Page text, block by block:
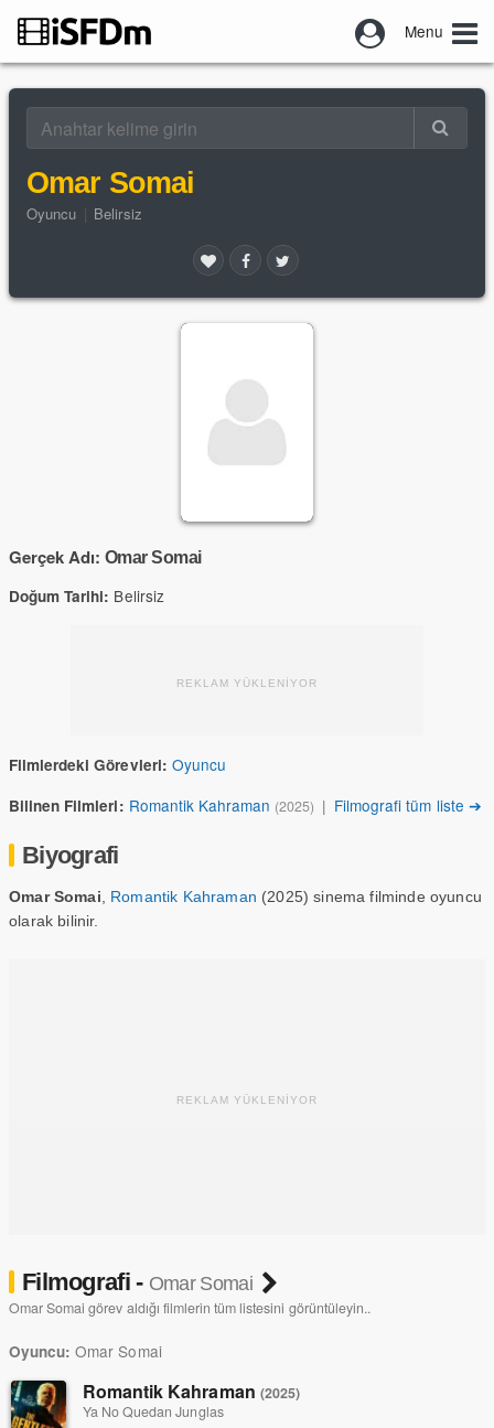
Menu
Omar Somai
Oyuncu Belirsiz
Gerçek Adı: Omar Somai
Doğum Tarihi: Belirsiz
REKLAM YÜKLENİYOR
Filmlerdeki Görevleri: Oyuncu
Bilinen Filmleri: Romantik Kahraman (2025) | Filmografi tüm liste ➔
Biyografi
Omar Somai Romantik Kahraman (2025) sinema filminde oyuncu
olarak bilinir.
REKLAM YÜKLENİYOR
Filmografi - Omar Somai
Omar Somai görev aldığı filmlerin tüm listesini görüntüleyin..
Oyuncu: Omar Somai
Romantik Kahraman (2025)
Ya No Quedan Junglas